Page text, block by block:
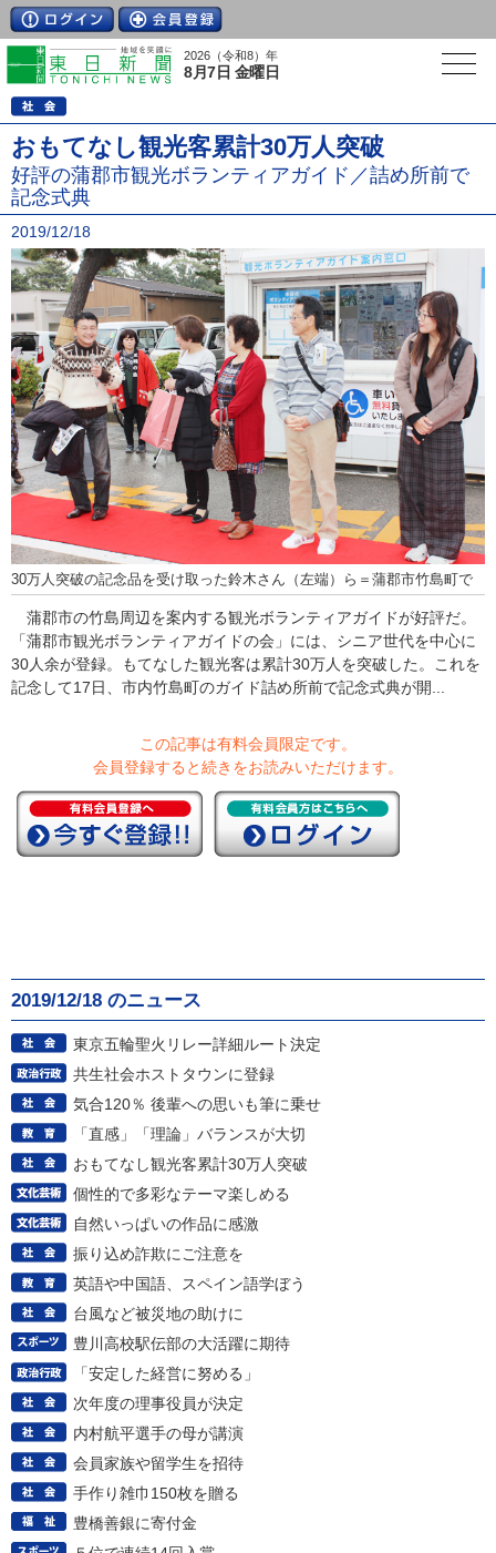
2026（令和8）年
8月7日 金曜日
おもてなし観光客累計30万人突破
好評の蒲郡市観光ボランティアガイド／詰め所前で
記念式典
2019/12/18
30万人突破の記念品を受け取った鈴木さん（左端）ら＝蒲郡市竹島町で
蒲郡市の竹島周辺を案内する観光ボランティアガイドが好評だ。
「蒲郡市観光ボランティアガイドの会」には、シニア世代を中心に
30人余が登録。もてなした観光客は累計30万人を突破した。これを
記念して17日、市内竹島町のガイド詰め所前で記念式典が開...
この記事は有料会員限定です。
会員登録すると続きをお読みいただけます。
2019/12/18 のニュース
東京五輪聖火リレー詳細ルート決定
共生社会ホストタウンに登録
気合120％ 後輩への思いも筆に乗せ
「直感」「理論」バランスが大切
おもてなし観光客累計30万人突破
個性的で多彩なテーマ楽しめる
自然いっぱいの作品に感激
振り込め詐欺にご注意を
英語や中国語、スペイン語学ぼう
台風など被災地の助けに
豊川高校駅伝部の大活躍に期待
「安定した経営に努める」
次年度の理事役員が決定
内村航平選手の母が講演
会員家族や留学生を招待
手作り雑巾150枚を贈る
豊橋善銀に寄付金